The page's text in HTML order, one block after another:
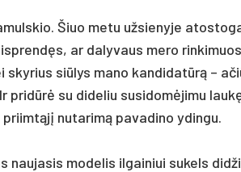
Šiuo me­tu už­sie­ny­je
ar da­ly­vaus me­ro
siū­lys ma­no kan­di­datūrą –
pri­dūrė su di­de­liu su­si­domė­ji­mu
nu­ta­rimą pa­va­di­no ydin­gu.
mo­de­lis il­gai­niui su­kels